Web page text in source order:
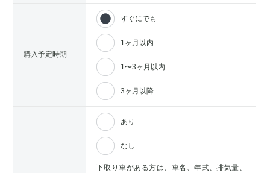
購入予定時期
すぐにでも
1ヶ月以内
1〜3ヶ月以内
3ヶ月以降
あり
なし
下取り車がある方は、車名、年式、排気量、